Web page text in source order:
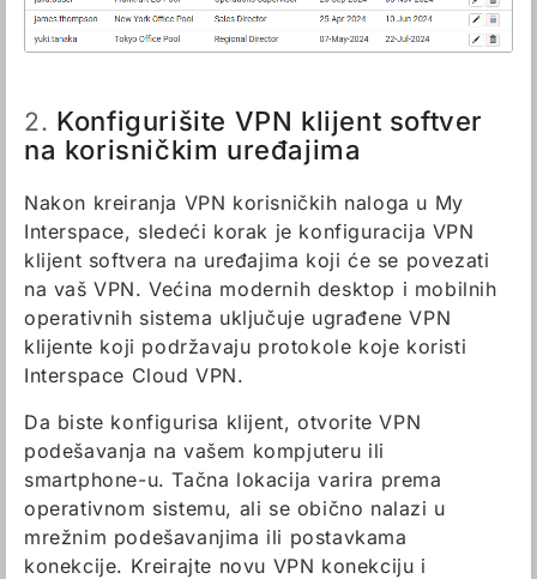
2. Konfigurišite VPN klijent softver
na korisničkim uređajima
Nakon kreiranja VPN korisničkih naloga u My
Interspace, sledeći korak je konfiguracija VPN
klijent softvera na uređajima koji će se povezati
na vaš VPN. Većina modernih desktop i mobilnih
operativnih sistema uključuje ugrađene VPN
klijente koji podržavaju protokole koje koristi
Interspace Cloud VPN.
Da biste konfigurisa klijent, otvorite VPN
podešavanja na vašem kompjuteru ili
smartphone-u. Tačna lokacija varira prema
operativnom sistemu, ali se obično nalazi u
mrežnim podešavanjima ili postavkama
konekcije. Kreirajte novu VPN konekciju i